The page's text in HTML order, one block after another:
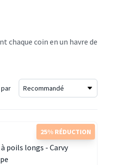
chaque coin en un havre de
25% RÉDUCTION
poils longs - Carvy